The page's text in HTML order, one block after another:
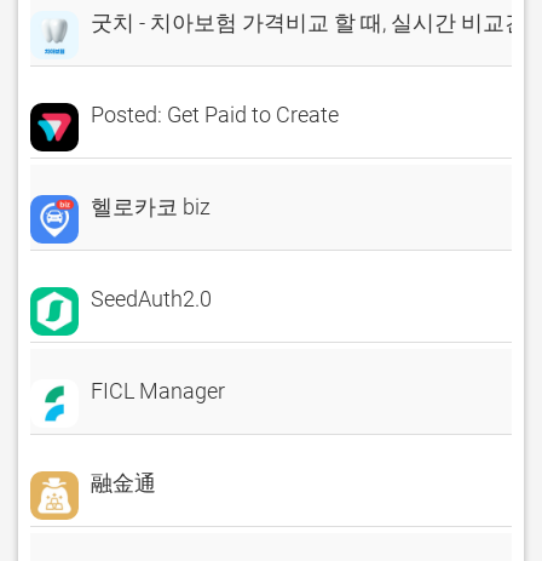
굿치 - 치아보험 가격비교 할 때, 실시간 비교견
Posted: Get Paid to Create
헬로카코 biz
SeedAuth2.0
FICL Manager
融金通